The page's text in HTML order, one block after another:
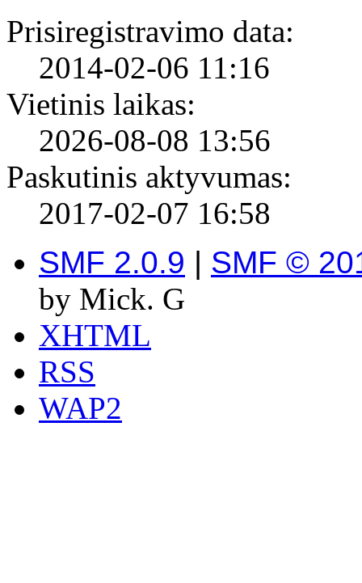
Prisiregistravimo data:
2014-02-06 11:16
Vietinis laikas:
2026-08-08 13:56
Paskutinis aktyvumas:
2017-02-07 16:58
SMF 2.0.9 | SMF ©
by Mick. G
XHTML
RSS
WAP2